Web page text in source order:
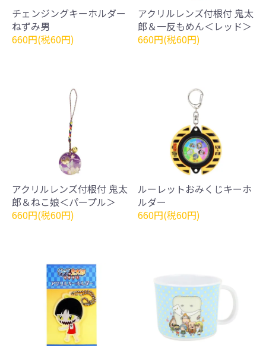
チェンジングキーホルダー
ねずみ男
660円(税60円)
アクリルレンズ付根付 鬼太
郎＆一反もめん＜レッド＞
660円(税60円)
アクリルレンズ付根付 鬼太
郎＆ねこ娘＜パープル＞
660円(税60円)
ルーレットおみくじキーホ
ルダー
660円(税60円)